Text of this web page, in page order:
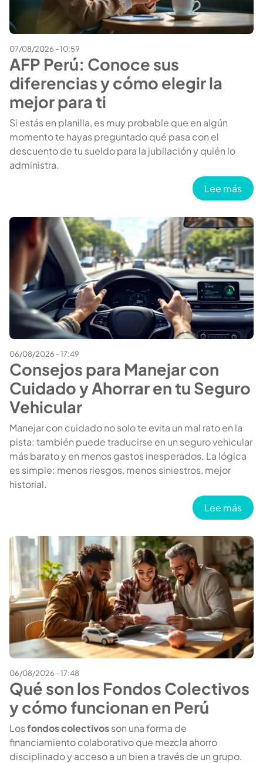
07/08/2026 - 10:59
AFP Perú: Conoce sus
diferencias y cómo elegir la
mejor para ti
Si estás en planilla, es muy probable que en algún
momento te hayas preguntado qué pasa con el
descuento de tu sueldo para la jubilación y quién lo
administra.
Lee más
06/08/2026 - 17:49
Consejos para Manejar con
Cuidado y Ahorrar en tu Seguro
Vehicular
Manejar con cuidado no solo te evita un mal rato en la
pista: también puede traducirse en un seguro vehicular
más barato y en menos gastos inesperados. La lógica
es simple: menos riesgos, menos siniestros, mejor
historial.
Lee más
06/08/2026 - 17:48
Qué son los Fondos Colectivos
y cómo funcionan en Perú
Losfondos colectivosson una forma de
financiamiento colaborativo que mezcla ahorro
disciplinado y acceso a un bien a través de un grupo.